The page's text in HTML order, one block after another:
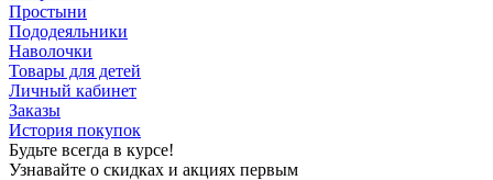
Простыни
Пододеяльники
Наволочки
Товары для детей
Личный кабинет
Заказы
История покупок
Будьте всегда в курсе!
Узнавайте о скидках и акциях первым